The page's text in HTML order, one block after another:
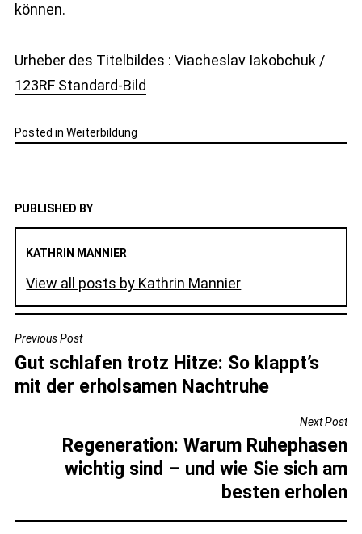
können.
Urheber des Titelbildes : Viacheslav Iakobchuk /
123RF Standard-Bild
Posted in Weiterbildung
PUBLISHED BY
KATHRIN MANNIER
View all posts by Kathrin Mannier
BEITRAGSNAVIGATION
Previous Post
Gut schlafen trotz Hitze: So klappt’s
mit der erholsamen Nachtruhe
Next Post
Regeneration: Warum Ruhephasen
wichtig sind – und wie Sie sich am
besten erholen